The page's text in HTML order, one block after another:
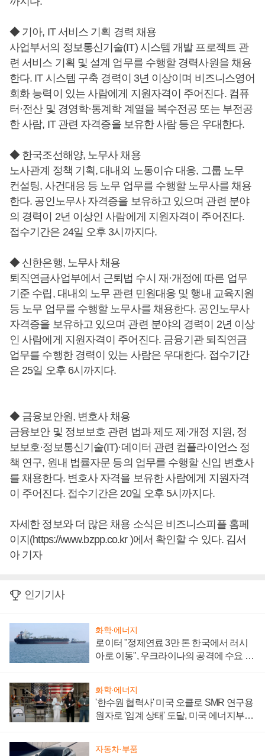
◆ 기아, IT 서비스 기획 경력 채용
사업부서의 정보통신기술(IT) 시스템 개발 프로젝트 관
련 서비스 기획 및 설계 업무를 수행할 경력사원을 채용
한다. IT 시스템 구축 경력이 3년 이상이며 비즈니스영어
회화 능력이 있는 사람에게 지원자격이 주어진다. 컴퓨
터·전산 및 경영학·통계학 계열을 복수전공 또는 부전공
한 사람, IT 관련 자격증을 보유한 사람 등은 우대한다.
◆ 한국조선해양, 노무사 채용
노사관계 정책 기획, 대내외 노동이슈 대응, 그룹 노무
컨설팅, 사건대응 등 노무 업무를 수행할 노무사를 채용
한다. 공인노무사 자격증을 보유하고 있으며 관련 분야
의 경력이 2년 이상인 사람에게 지원자격이 주어진다.
접수기간은 24일 오후 3시까지다.
◆ 신한은행, 노무사 채용
퇴직연금사업부에서 근퇴법 수시 재·개정에 따른 업무
기준 수립, 대내외 노무 관련 민원대응 및 행내 교육지원
등 노무 업무를 수행할 노무사를 채용한다. 공인노무사
자격증을 보유하고 있으며 관련 분야의 경력이 2년 이상
인 사람에게 지원자격이 주어진다. 금융기관 퇴직연금
업무를 수행한 경력이 있는 사람은 우대한다. 접수기간
은 25일 오후 6시까지다.
◆ 금융보안원, 변호사 채용
금융보안 및 정보보호 관련 법과 제도 제·개정 지원, 정
보보호·정보통신기술(IT)·데이터 관련 컴플라이언스 정
책 연구, 원내 법률자문 등의 업무를 수행할 신입 변호사
를 채용한다. 변호사 자격을 보유한 사람에게 지원자격
이 주어진다. 접수기간은 20일 오후 5시까지다.
자세한 정보와 더 많은 채용 소식은 비즈니스피플 홈페
이지(https://www.bzpp.co.kr )에서 확인할 수 있다. 김서
아 기자
인기기사
화학·에너지
로이터 "정제연료 3만 톤 한국에서 러시
아로 이동", 우크라이나의 공격에 수요 늘
화학·에너지
'한수원 협력사' 미국 오클로 SMR 연구용
원자로 '임계 상태' 도달, 미국 에너지부
자동차·부품